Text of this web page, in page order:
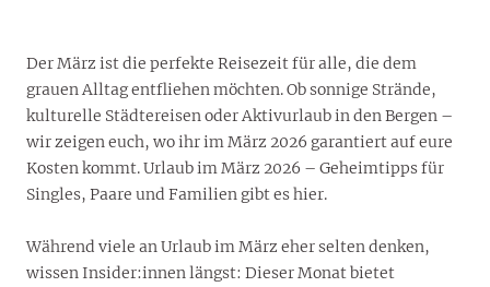
Der März ist die perfekte Reisezeit für alle, die dem
grauen Alltag entfliehen möchten. Ob sonnige Strände,
kulturelle Städtereisen oder Aktivurlaub in den Bergen –
wir zeigen euch, wo ihr im März 2026 garantiert auf eure
Kosten kommt. Urlaub im März 2026 – Geheimtipps für
Singles, Paare und Familien gibt es hier.
Während viele an Urlaub im März eher selten denken,
wissen Insider:innen längst: Dieser Monat bietet